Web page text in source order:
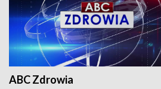
ABC Zdrowia